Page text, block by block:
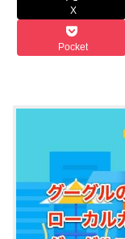
X
Pocket